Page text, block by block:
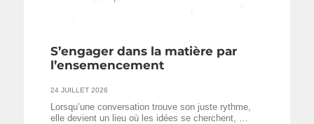
S’engager dans la matière par
l’ensemencement
24 JUILLET 2026
Lorsqu’une conversation trouve son juste rythme,
elle devient un lieu où les idées se cherchent, …